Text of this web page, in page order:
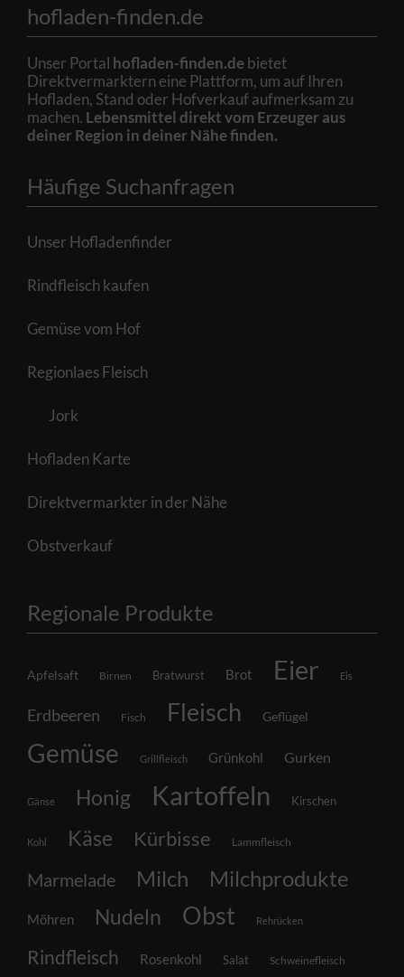
hofladen-finden.de
Unser Portal hofladen-finden.debietet
Direktvermarktern eine Plattform, um auf Ihren
Hofladen, Stand oder Hofverkauf aufmerksam zu
machen. Lebensmittel direkt vom Erzeuger aus
deiner Region in deiner Nähe finden.
Häufige Suchanfragen
Unser Hofladenfinder
Rindfleisch kaufen
Gemüse vom Hof
Regionlaes Fleisch
Jork
Hofladen Karte
Direktvermarkter in der Nähe
Obstverkauf
Regionale Produkte
Apfelsaft Birnen Bratwurst Brot Eier Eis
Erdbeeren Fisch Fleisch Geflügel
Gemüse Grillfleisch Grünkohl Gurken
Gänse Honig Kartoffeln Kirschen
Kohl Käse Kürbisse Lammfleisch
Marmelade Milch Milchprodukte
Möhren Nudeln Obst Rehrücken
Rindfleisch Rosenkohl Salat Schweinefleisch